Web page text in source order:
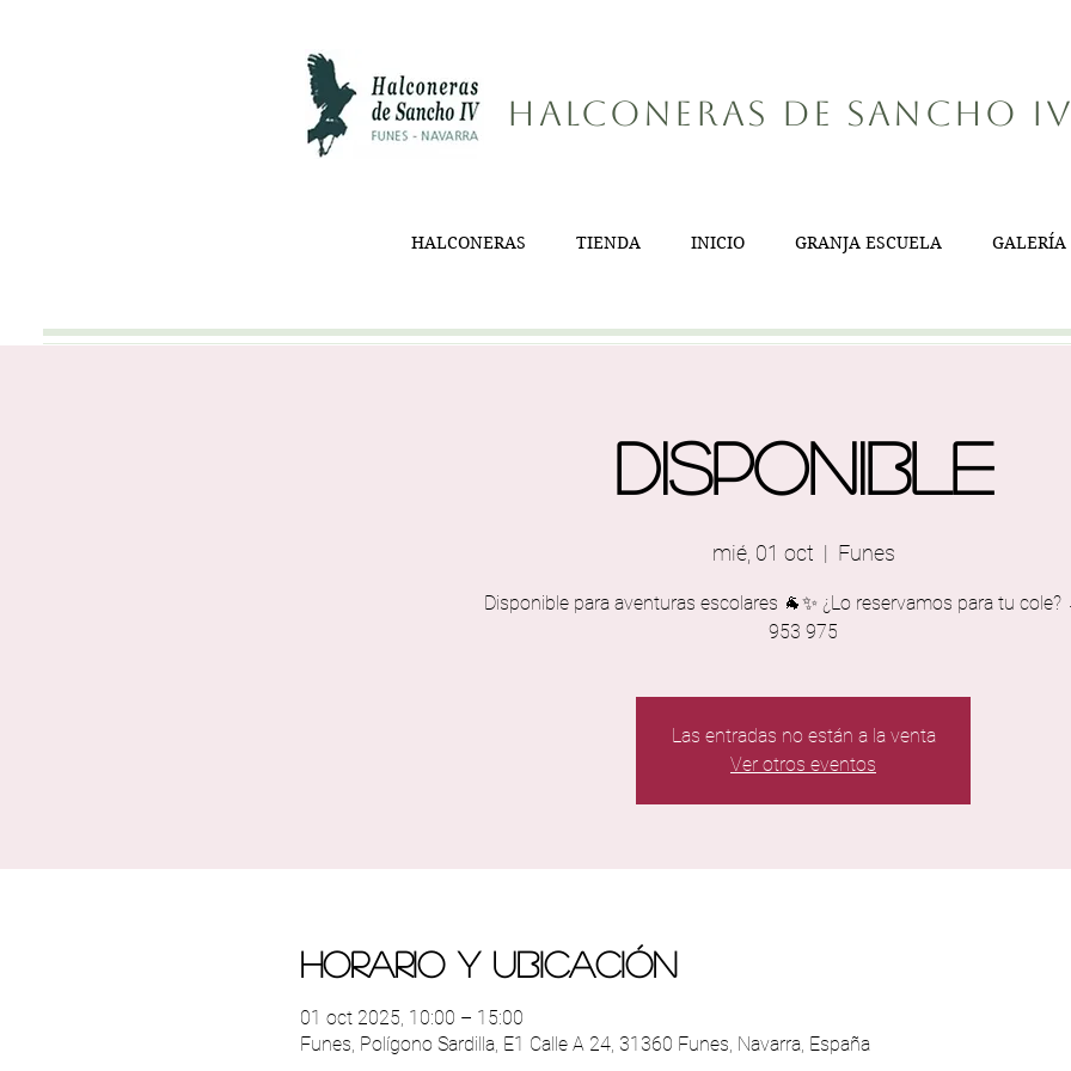
Halconeras de Sancho IV
HALCONERAS TIENDA INICIO GRANJA ESCUELA GALERÍA
Disponible
mié, 01 oct
  |
Funes
Disponible para aventuras escolares 🐐✨ ¿Lo reservamos para tu
953 975
Las entradas no están a la venta
Ver otros eventos
Horario y ubicación
01 oct 2025, 10:00 – 15:00
Funes, Polígono Sardilla, E1 Calle A 24, 31360 Funes, Navarra, España